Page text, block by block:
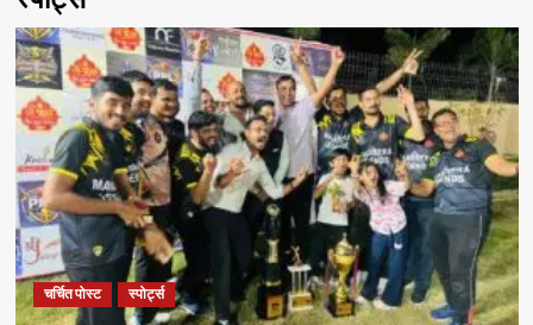
चर्चित पोस्ट स्पोर्ट्स